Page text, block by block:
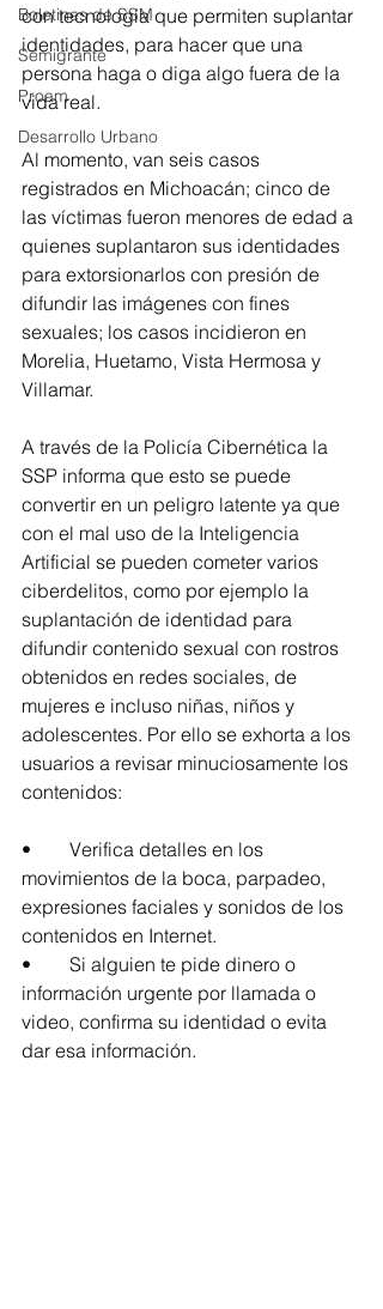
Boletines de SSM
Semigrante
Proam
Desarrollo Urbano
con tecnología que permiten suplantar
identidades, para hacer que una
persona haga o diga algo fuera de la
vida real.
Al momento, van seis casos
registrados en Michoacán; cinco de
las víctimas fueron menores de edad a
quienes suplantaron sus identidades
para extorsionarlos con presión de
difundir las imágenes con fines
sexuales; los casos incidieron en
Morelia, Huetamo, Vista Hermosa y
Villamar.
A través de la Policía Cibernética la
SSP informa que esto se puede
convertir en un peligro latente ya que
con el mal uso de la Inteligencia
Artificial se pueden cometer varios
ciberdelitos, como por ejemplo la
suplantación de identidad para
difundir contenido sexual con rostros
obtenidos en redes sociales, de
mujeres e incluso niñas, niños y
adolescentes. Por ello se exhorta a los
usuarios a revisar minuciosamente los
contenidos:
•	Verifica detalles en los
movimientos de la boca, parpadeo,
expresiones faciales y sonidos de los
contenidos en Internet.
•	Si alguien te pide dinero o
información urgente por llamada o
video, confirma su identidad o evita
dar esa información.